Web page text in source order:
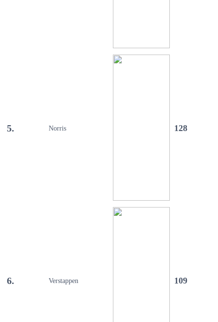
5. Norris 128
6. Verstappen 109